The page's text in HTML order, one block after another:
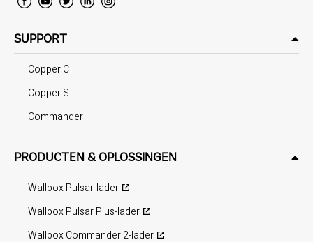
SUPPORT
Copper C
Copper S
Commander
PRODUCTEN & OPLOSSINGEN
Wallbox Pulsar-lader
Wallbox Pulsar Plus-lader
Wallbox Commander 2-lader